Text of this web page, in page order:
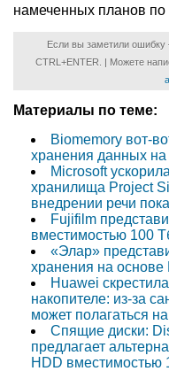
намеченных планов по
Если вы заметили
CTRL+ENTER. | Можете
Материалы по теме:
Biomemory вот-
хранения данных
Microsoft
хранилища Project
внедрении речи
Fujifilm
вместимостью 100
«Элар»
хранения на
Huawei
накопителе: из-за
может полагаться
Спящие диски:
предлагает
HDD вместимостью